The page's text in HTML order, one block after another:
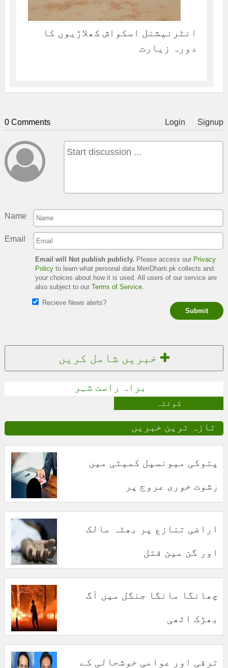
انٹرنیشنل اسکواش کھلاڑیوں کا
دورہ زیارت
0 Comments Login Signup
Name
Email
Email will Not publish publicly. Please access our Privacy
Policyto learn what personal data MeriDharti.pk collects and
your choices about how it is used. All users of our service are
also subject to our Terms of Service.
Recieve News alerts?
Submit
خبریں شامل کریں
براہ راست شہر
کوئٹہ
تازہ ترین خبریں
پتوکی میونسپل کمیٹی میں
رشوت خوری عروج پر
اراضی تنازع پر بھٹہ مالک
اور گن مین قتل
چھانگا مانگا جنگل میں آگ
بھڑک اٹھی
ترقی اور عوامی خوشحالی کے